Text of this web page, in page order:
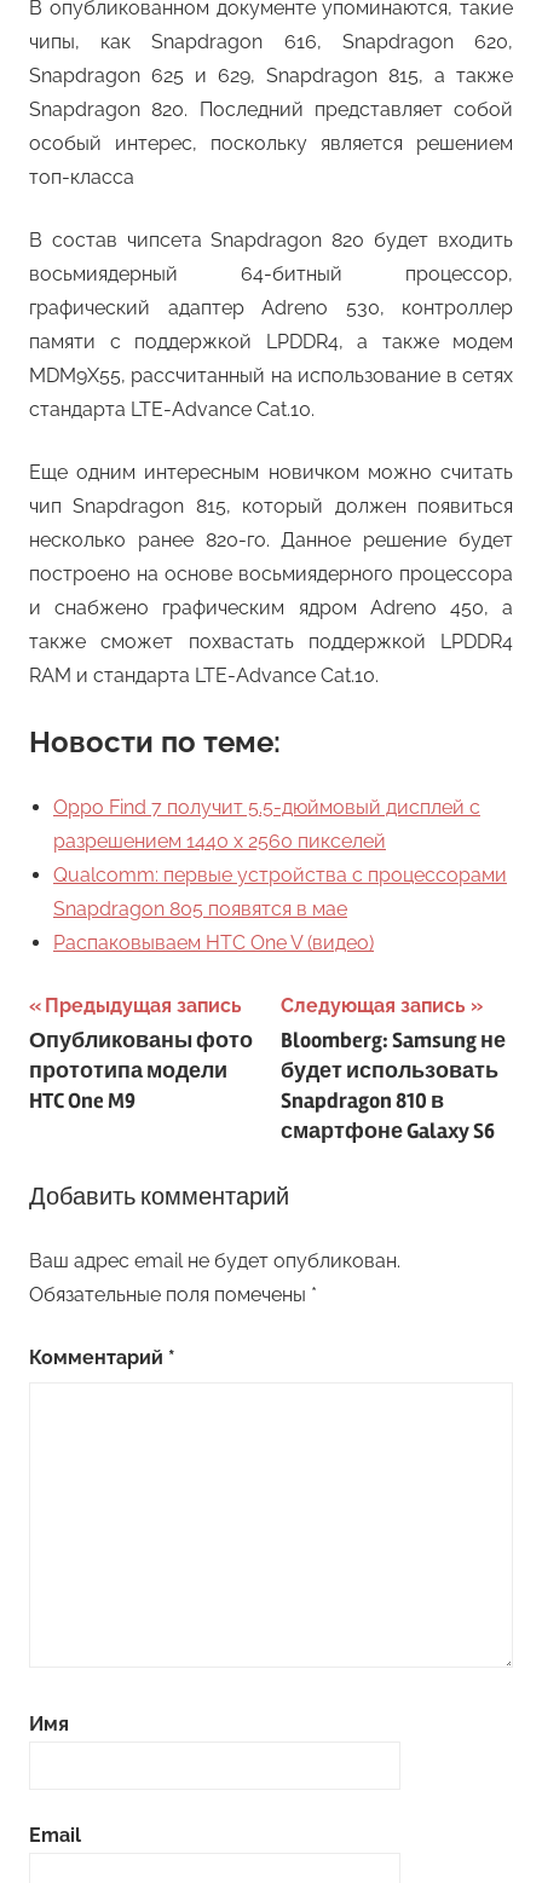
В опубликованном документе упоминаются, такие
чипы, как Snapdragon 616, Snapdragon 620,
Snapdragon 625 и 629, Snapdragon 815, а также
Snapdragon 820. Последний представляет собой
особый интерес, поскольку является решением
топ-класса
В состав чипсета Snapdragon 820 будет входить
восьмиядерный 64-битный процессор,
графический адаптер Adreno 530, контроллер
памяти с поддержкой LPDDR4, а также модем
MDM9X55, рассчитанный на использование в сетях
стандарта LTE-Advance Cat.10.
Еще одним интересным новичком можно считать
чип Snapdragon 815, который должен появиться
несколько ранее 820-го. Данное решение будет
построено на основе восьмиядерного процессора
и снабжено графическим ядром Adreno 450, а
также сможет похвастать поддержкой LPDDR4
RAM и стандарта LTE-Advance Cat.10.
Новости по теме:
Oppo Find 7 получит 5.5-дюймовый дисплей с
разрешением 1440 x 2560 пикселей
Qualcomm: первые устройства с процессорами
Snapdragon 805 появятся в мае
Распаковываем HTC One V (видео)
Навигация
по
записям
Предыдущая запись
Опубликованы фото
прототипа модели
HTC One M9
Следующая запись
Bloomberg: Samsung не
будет использовать
Snapdragon 810 в
смартфоне Galaxy S6
Добавить комментарий
Ваш адрес email не будет опубликован.
Обязательные поля помечены *
Комментарий *
Имя
Email